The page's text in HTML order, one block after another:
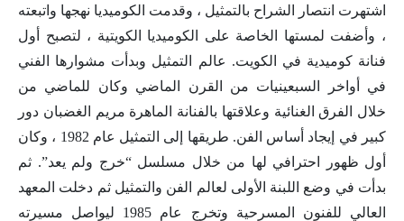
اشتهرت انتصار الشراح بالتمثيل ، وقدمت الكوميديا ​​نهجها واتبعته
، وأضفت لمستها الخاصة على الكوميديا ​​الكويتية ، لتصبح أول
فنانة كوميدية في الكويت. عالم التمثيل وبدأت مشوارها الفني
في أواخر السبعينيات من القرن الماضي وكان للماضي من
خلال الفرق الغنائية وعلاقتها بالفنانة الماهرة مريم الغضبان دور
كبير في إيجاد أساس الفن. طريقها إلى التمثيل عام 1982 ، وكان
أول ظهور احترافي لها من خلال مسلسل “خرج ولم يعد”. ثم
بدأت في وضع اللبنة الأولى لعالم الفن والتمثيل ثم دخلت المعهد
العالي للفنون المسرحية وتخرج عام 1985 ليواصل مسيرته